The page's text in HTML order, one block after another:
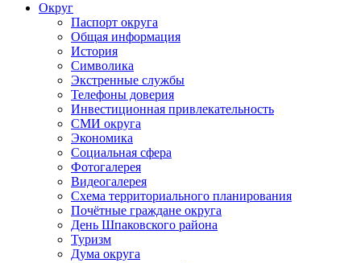
Округ
Паспорт округа
Общая информация
История
Символика
Экстренные службы
Телефоны доверия
Инвестиционная привлекательность
СМИ округа
Экономика
Социальная сфера
Фотогалерея
Видеогалерея
Схема территориального планирования
Почётные граждане округа
День Шпаковского района
Туризм
Дума округа